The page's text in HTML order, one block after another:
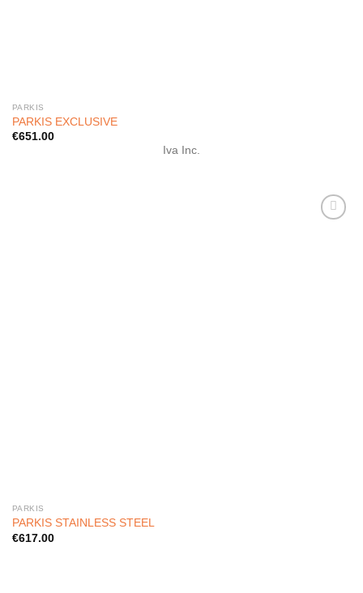
PARKIS
PARKIS EXCLUSIVE
€651.00
Iva Inc.
PARKIS
PARKIS STAINLESS​ STEEL
€617.00